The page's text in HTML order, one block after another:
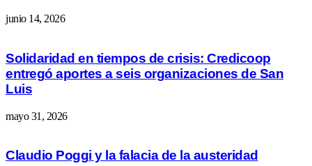
junio 14, 2026
Solidaridad en tiempos de crisis: Credicoop
entregó aportes a seis organizaciones de San
Luis
mayo 31, 2026
Claudio Poggi y la falacia de la austeridad